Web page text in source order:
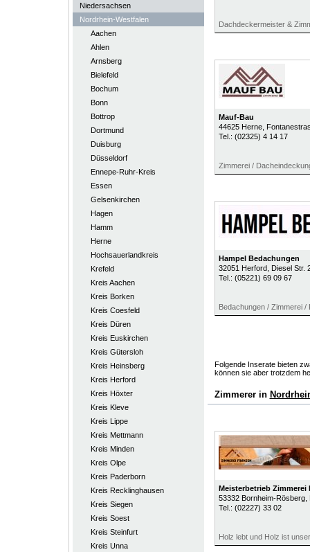
Niedersachsen
Nordrhein-Westfalen
Aachen
Ahlen
Arnsberg
Bielefeld
Bochum
Bonn
Bottrop
Dortmund
Duisburg
Düsseldorf
Ennepe-Ruhr-Kreis
Essen
Gelsenkirchen
Hagen
Hamm
Herne
Hochsauerlandkreis
Krefeld
Kreis Aachen
Kreis Borken
Kreis Coesfeld
Kreis Düren
Kreis Euskirchen
Kreis Gütersloh
Kreis Heinsberg
Kreis Herford
Kreis Höxter
Kreis Kleve
Kreis Lippe
Kreis Mettmann
Kreis Minden
Kreis Olpe
Kreis Paderborn
Kreis Recklinghausen
Kreis Siegen
Kreis Soest
Kreis Steinfurt
Kreis Unna
Dachdeckermeister &
Mauf-Bau
44625 Herne,
Tel.: (02325) 4 14 17
Zimmerei /
Hampel Bedachungen
32051 Herford, Diesel Str.
Tel.: (05221) 69 09 67
Bedachungen / Zimmerei /
Folgende Inserate bieten
können sie aber trotzdem
Zimmerer in
Meisterbetrieb Zimmerei
53332 Bornheim-Rösberg,
Tel.: (02227) 33 02
Holz lebt und Holz ist